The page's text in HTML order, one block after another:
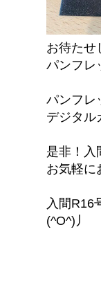
お待たせ
パンフレ
パンフレ
デジタル
是非！入
お気軽に
入間R16
(^O^)丿